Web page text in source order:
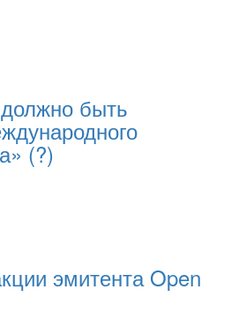
быть
(?)
эмитента Open